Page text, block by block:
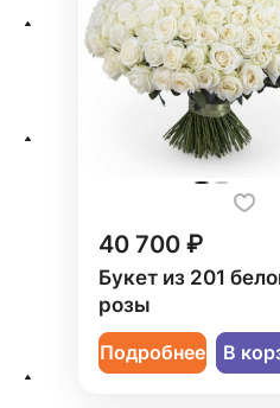
40 700 ₽
Букет из 201
розы
Подробнее В